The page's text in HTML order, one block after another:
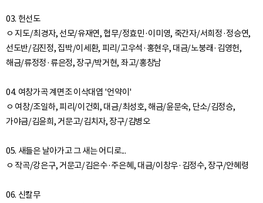
03. 헌선도
ㅇ 지도/최경자, 선모/유재연, 협무/정효민·이미영, 죽간자/서희정·정승연,
선도반/김진정, 집박/이세환, 피리/고우석·홍현우, 대금/노붕래·김영헌,
해금/류정정·류은정, 장구/박거현, 좌고/홍창남
04. 여창가곡 계면조 이삭대엽 '언약이'
ㅇ 여창/조일하, 피리/이건회, 대금/최성호, 해금/윤문숙, 단소/김정승,
가야금/김윤희, 거문고/김치자, 장구/김병오
05. 새들은 날아가고 그 새는 어디로...
ㅇ 작곡/강은구, 거문고/김은수·주은혜, 대금/이창우·김정수, 장구/안혜령
06. 신칼무